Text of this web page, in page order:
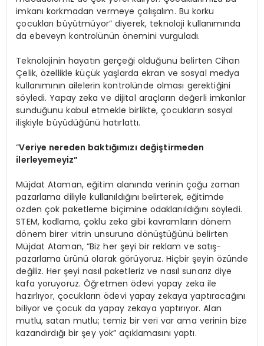
imkanı korkmadan vermeye çalışalım. Bu korku
çocukları büyütmüyor” diyerek, teknoloji kullanımında
da ebeveyn kontrolünün önemini vurguladı.
Teknolojinin hayatın gerçeği olduğunu belirten Cihan
Çelik, özellikle küçük yaşlarda ekran ve sosyal medya
kullanımının ailelerin kontrolünde olması gerektiğini
söyledi. Yapay zeka ve dijital araçların değerli imkanlar
sunduğunu kabul etmekle birlikte, çocukların sosyal
ilişkiyle büyüdüğünü hatırlattı.
“Veriye nereden baktığımızı değiştirmeden
ilerleyemeyiz”
Müjdat Ataman, eğitim alanında verinin çoğu zaman
pazarlama diliyle kullanıldığını belirterek, eğitimde
özden çok paketleme biçimine odaklanıldığını söyledi.
STEM, kodlama, çoklu zeka gibi kavramların dönem
dönem birer vitrin unsuruna dönüştüğünü belirten
Müjdat Ataman, “Biz her şeyi bir reklam ve satış-
pazarlama ürünü olarak görüyoruz. Hiçbir şeyin özünde
değiliz. Her şeyi nasıl paketleriz ve nasıl sunarız diye
kafa yoruyoruz. Öğretmen ödevi yapay zeka ile
hazırlıyor, çocukların ödevi yapay zekaya yaptıracağını
biliyor ve çocuk da yapay zekaya yaptırıyor. Alan
mutlu, satan mutlu; temiz bir veri var ama verinin bize
kazandırdığı bir şey yok” açıklamasını yaptı.